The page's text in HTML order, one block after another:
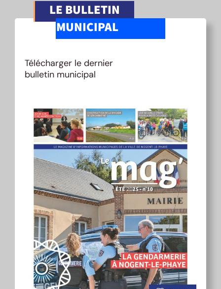
LE BULLETIN
MUNICIPAL
Télécharger le dernier
bulletin municipal